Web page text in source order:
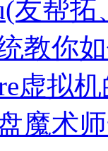
友帮
教你
虚拟
魔术